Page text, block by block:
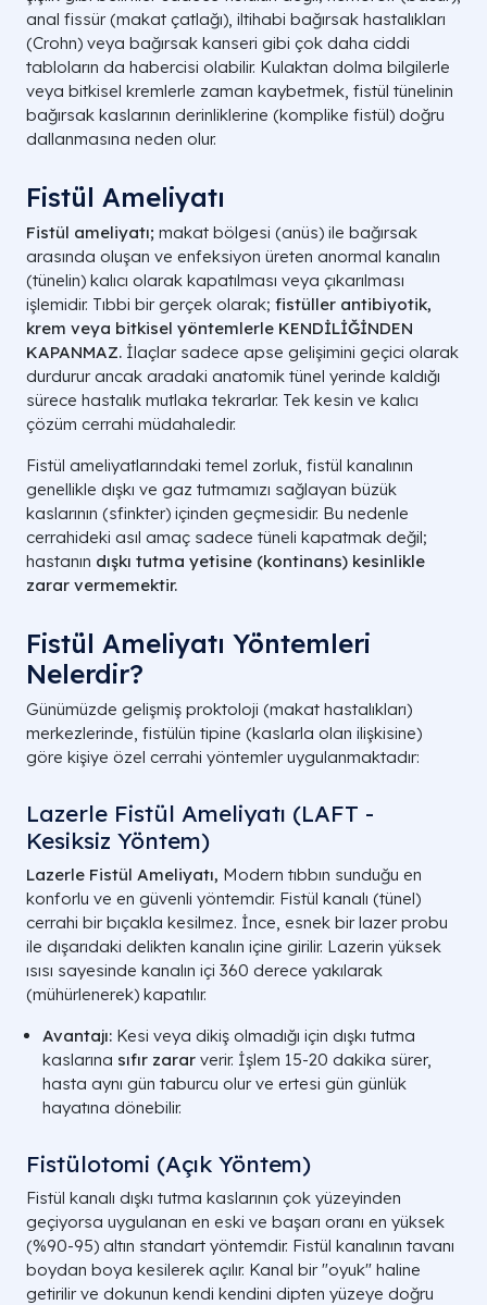
anal fissür (makat çatlağı), iltihabi bağırsak hastalıkları
(Crohn) veya bağırsak kanseri gibi çok daha ciddi
tabloların da habercisi olabilir. Kulaktan dolma bilgilerle
veya bitkisel kremlerle zaman kaybetmek, fistül tünelinin
bağırsak kaslarının derinliklerine (komplike fistül) doğru
dallanmasına neden olur.
Fistül Ameliyatı​
Fistül ameliyatı; makat bölgesi (anüs) ile bağırsak
arasında oluşan ve enfeksiyon üreten anormal kanalın
(tünelin) kalıcı olarak kapatılması veya çıkarılması
işlemidir. Tıbbi bir gerçek olarak; fistüller antibiyotik,
krem veya bitkisel yöntemlerle KENDİLİĞİNDEN
KAPANMAZ. İlaçlar sadece apse gelişimini geçici olarak
durdurur ancak aradaki anatomik tünel yerinde kaldığı
sürece hastalık mutlaka tekrarlar. Tek kesin ve kalıcı
çözüm cerrahi müdahaledir.
Fistül ameliyatlarındaki temel zorluk, fistül kanalının
genellikle dışkı ve gaz tutmamızı sağlayan büzük
kaslarının (sfinkter) içinden geçmesidir. Bu nedenle
cerrahideki asıl amaç sadece tüneli kapatmak değil;
hastanın dışkı tutma yetisine (kontinans) kesinlikle
zarar vermemektir.
Fistül Ameliyatı Yöntemleri
Nelerdir?
Günümüzde gelişmiş proktoloji (makat hastalıkları)
merkezlerinde, fistülün tipine (kaslarla olan ilişkisine)
göre kişiye özel cerrahi yöntemler uygulanmaktadır:
Lazerle Fistül Ameliyatı (LAFT -
Kesiksiz Yöntem)
Lazerle Fistül Ameliyatı, Modern tıbbın sunduğu en
konforlu ve en güvenli yöntemdir. Fistül kanalı (tünel)
cerrahi bir bıçakla kesilmez. İnce, esnek bir lazer probu
ile dışarıdaki delikten kanalın içine girilir. Lazerin yüksek
ısısı sayesinde kanalın içi 360 derece yakılarak
(mühürlenerek) kapatılır.
Avantajı: Kesi veya dikiş olmadığı için dışkı tutma
kaslarına sıfır zarar verir. İşlem 15-20 dakika sürer,
hasta aynı gün taburcu olur ve ertesi gün günlük
hayatına dönebilir.
Fistülotomi (Açık Yöntem)
Fistül kanalı dışkı tutma kaslarının çok yüzeyinden
geçiyorsa uygulanan en eski ve başarı oranı en yüksek
(%90-95) altın standart yöntemdir. Fistül kanalının tavanı
boydan boya kesilerek açılır. Kanal bir "oyuk" haline
getirilir ve dokunun kendi kendini dipten yüzeye doğru